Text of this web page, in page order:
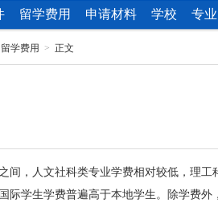
留学费用 申请材料 学校 专业
留学费用 > 正文
间，人文社科类专业学费相对较低，理工
际学生学费普遍高于本地学生。除学费外